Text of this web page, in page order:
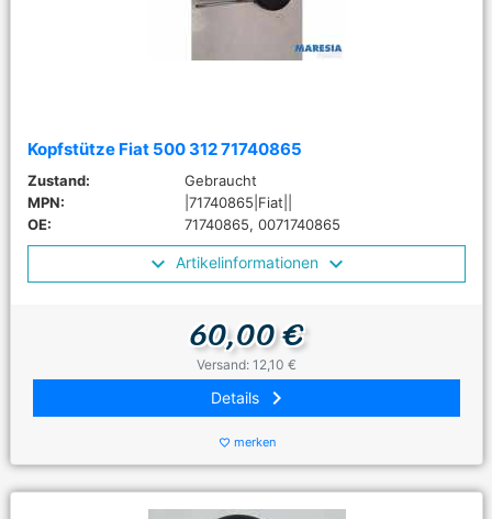
Kopfstütze Fiat 500 312 71740865
Zustand:
Gebraucht
MPN:
|71740865|Fiat||
OE:
71740865, 0071740865
Artikelinformationen
60,00 €
Versand: 12,10 €
Details keyboard_arrow_right
favorite_border merken